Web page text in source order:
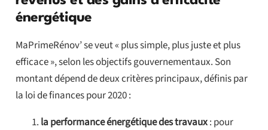
énergétique
MaPrimeRénov’ se veut « plus simple, plus juste et plus
efficace », selon les objectifs gouvernementaux. Son
montant dépend de deux critères principaux, définis par
la loi de finances pour 2020 :
la performance énergétique des travaux: pour